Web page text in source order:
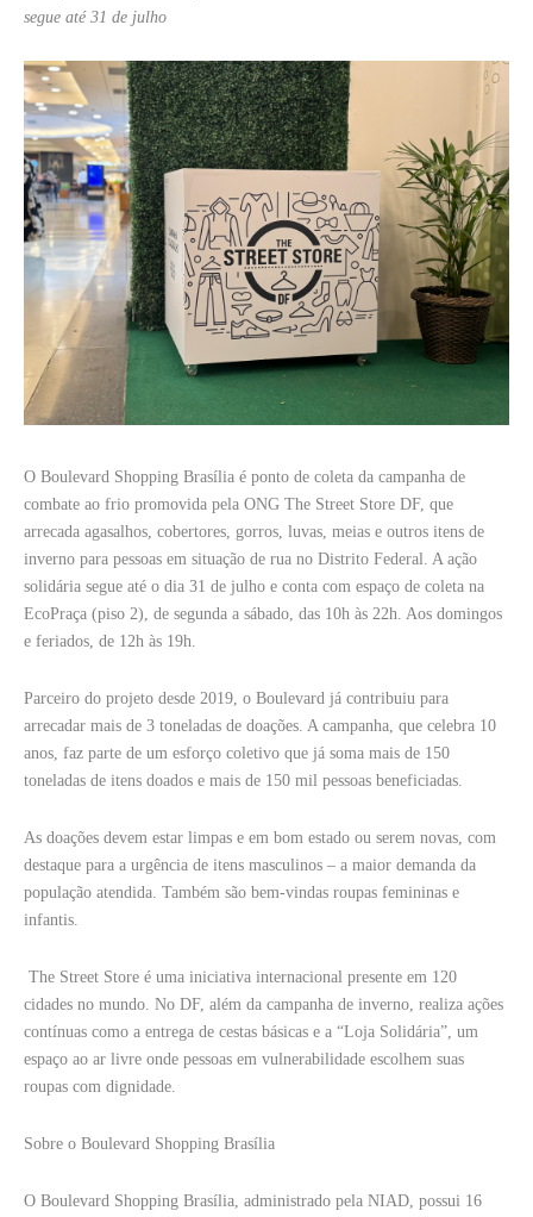
segue até 31 de julho
O Boulevard Shopping Brasília é ponto de coleta da campanha de
combate ao frio promovida pela ONG The Street Store DF, que
arrecada agasalhos, cobertores, gorros, luvas, meias e outros itens de
inverno para pessoas em situação de rua no Distrito Federal. A ação
solidária segue até o dia 31 de julho e conta com espaço de coleta na
EcoPraça (piso 2), de segunda a sábado, das 10h às 22h. Aos domingos
e feriados, de 12h às 19h.
Parceiro do projeto desde 2019, o Boulevard já contribuiu para
arrecadar mais de 3 toneladas de doações. A campanha, que celebra 10
anos, faz parte de um esforço coletivo que já soma mais de 150
toneladas de itens doados e mais de 150 mil pessoas beneficiadas.
As doações devem estar limpas e em bom estado ou serem novas, com
destaque para a urgência de itens masculinos – a maior demanda da
população atendida. Também são bem-vindas roupas femininas e
infantis.
The Street Store é uma iniciativa internacional presente em 120
cidades no mundo. No DF, além da campanha de inverno, realiza ações
contínuas como a entrega de cestas básicas e a “Loja Solidária”, um
espaço ao ar livre onde pessoas em vulnerabilidade escolhem suas
roupas com dignidade.
Sobre o Boulevard Shopping Brasília
O Boulevard Shopping Brasília, administrado pela NIAD, possui 16